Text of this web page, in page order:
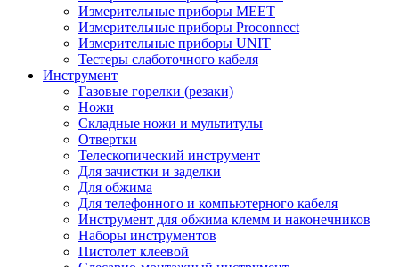
Измерительные приборы MEET
Измерительные приборы Proconnect
Измерительные приборы UNIT
Тестеры слаботочного кабеля
Инструмент
Газовые горелки (резаки)
Ножи
Складные ножи и мультитулы
Отвертки
Телескопический инструмент
Для зачистки и заделки
Для обжима
Для телефонного и компьютерного кабеля
Инструмент для обжима клемм и наконечников
Наборы инструментов
Пистолет клеевой